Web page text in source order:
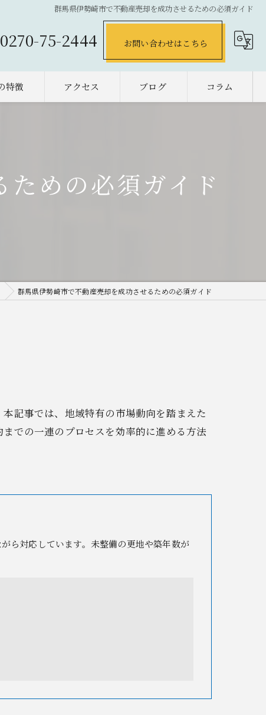
群馬県伊勢崎市で不動産売却を成功させるための必須ガイド
0270-75-2444 お問い合わせはこちら
特徴 アクセス ブログ コラム
めの必須ガイド
群馬県伊勢崎市で不動産売却を成功させるための必須ガイド
記事では、地域特有の市場動向を踏まえた
での一連のプロセスを効率的に進める方法
ら対応しています。未整備の更地や築年数が